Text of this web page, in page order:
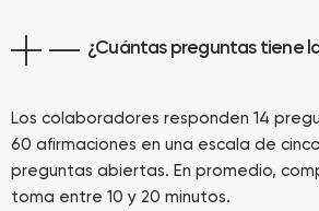
¿Cuántas preguntas tiene
Los colaboradores responden 14
60 afirmaciones en una escala de
preguntas abiertas. En promedio,
toma entre 10 y 20 minutos.